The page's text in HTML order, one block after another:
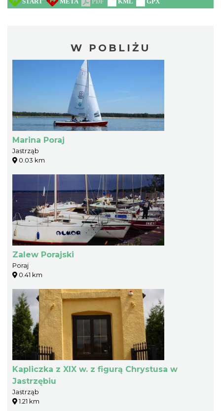
W POBLIŻU
Marina Poraj
Jastrząb
0.03 km
Zalew Porajski
Poraj
0.41 km
Kapliczka z XIX w. z figurą Chrystusa w
Jastrzębiu
Jastrząb
1.21 km